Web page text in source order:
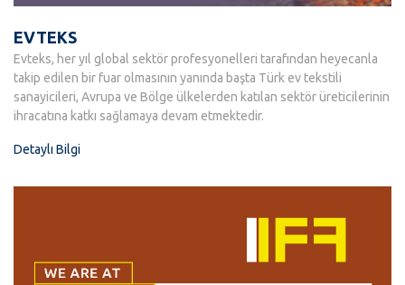
EVTEKS
Evteks, her yıl global sektör profesyonelleri tarafından heyecanla
takip edilen bir fuar olmasının yanında başta Türk ev tekstili
sanayicileri, Avrupa ve Bölge ülkelerden katılan sektör üreticilerinin
ihracatına katkı sağlamaya devam etmektedir.
Detaylı Bilgi